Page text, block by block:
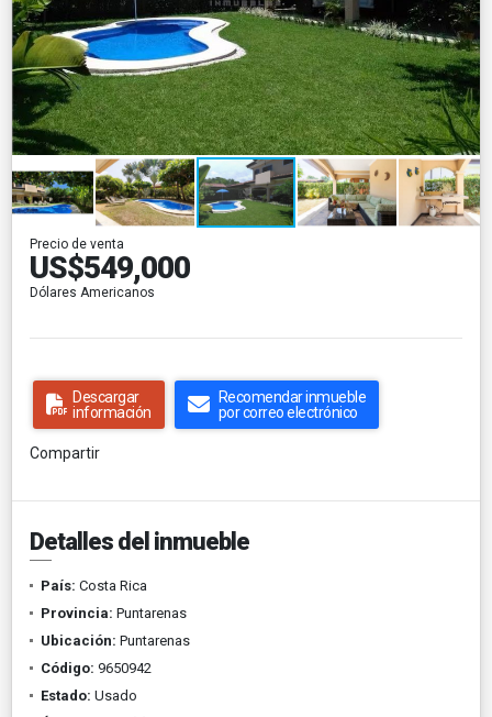
Precio de venta
US$549,000
Dólares Americanos
Descargar
información
Recomendar inmueble
por correo electrónico
Compartir
Detalles del inmueble
País: Costa Rica
Provincia: Puntarenas
Ubicación: Puntarenas
Código: 9650942
Estado: Usado